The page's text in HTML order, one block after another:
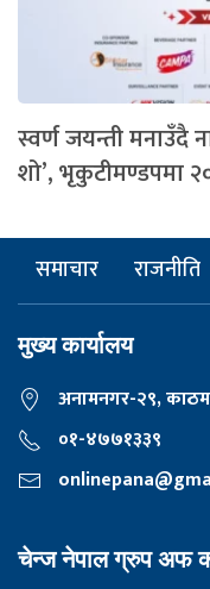
स्वर्ण जयन्ती मनाउँदै
शो’, भृकुटीमण्डपमा
समाचार राजनीति
मुख्य कार्यालय
अनामनगर-२९,
०१-४७७१३३९
चेन्ज नेपाल ग्रुप अफ